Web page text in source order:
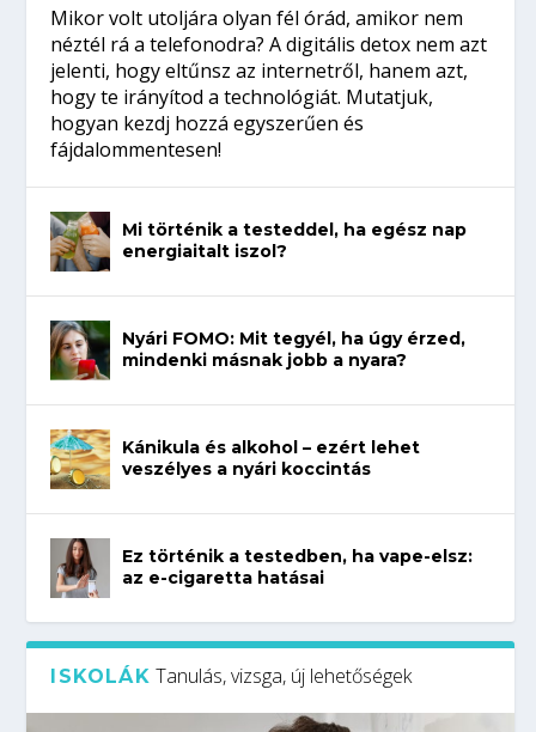
Mikor volt utoljára olyan fél órád, amikor nem
néztél rá a telefonodra? A digitális detox nem azt
jelenti, hogy eltűnsz az internetről, hanem azt,
hogy te irányítod a technológiát. Mutatjuk,
hogyan kezdj hozzá egyszerűen és
fájdalommentesen!
Mi történik a testeddel, ha egész nap
energiaitalt iszol?
Nyári FOMO: Mit tegyél, ha úgy érzed,
mindenki másnak jobb a nyara?
Kánikula és alkohol – ezért lehet
veszélyes a nyári koccintás
Ez történik a testedben, ha vape-elsz:
az e-cigaretta hatásai
ISKOLÁK Tanulás, vizsga, új lehetőségek